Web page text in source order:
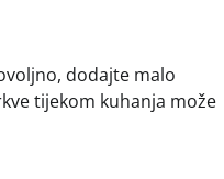
dodajte malo
tijekom kuhanja može